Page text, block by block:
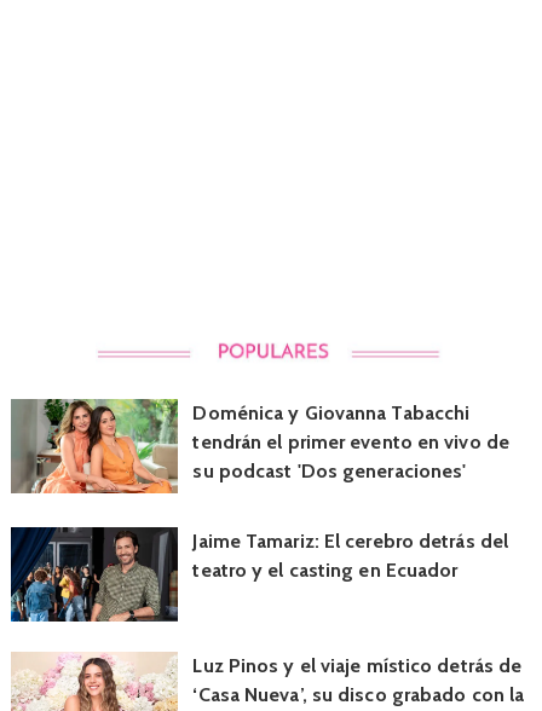
Doménica y Giovanna Tabacchi
tendrán el primer evento en vivo de
su podcast 'Dos generaciones'
Jaime Tamariz: El cerebro detrás del
teatro y el casting en Ecuador
Luz Pinos y el viaje místico detrás de
‘Casa Nueva’, su disco grabado con la